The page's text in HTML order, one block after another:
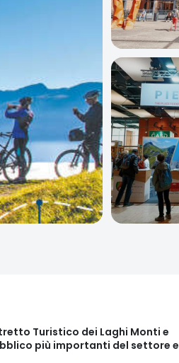
Turistico dei Laghi Monti e
più importanti del settore e